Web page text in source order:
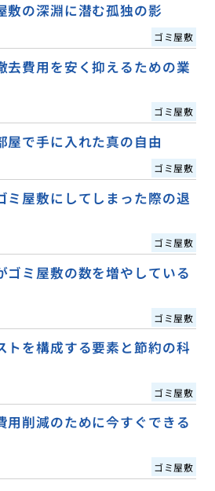
敷の深淵に潜む孤独の影
ゴミ屋敷
去費用を安く抑えるための業
ゴミ屋敷
屋で手に入れた真の自由
ゴミ屋敷
ミ屋敷にしてしまった際の退
ゴミ屋敷
ゴミ屋敷の数を増やしている
ゴミ屋敷
トを構成する要素と節約の科
ゴミ屋敷
用削減のために今すぐできる
ゴミ屋敷